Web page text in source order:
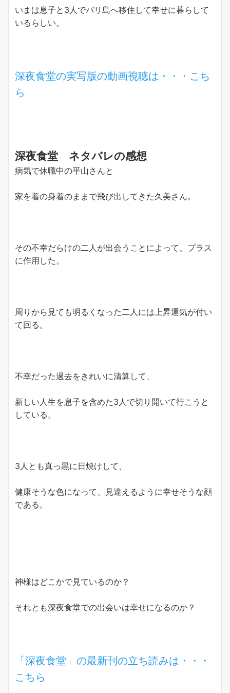
いまは息子と3人でバリ島へ移住して幸せに暮らして
いるらしい。
深夜食堂の実写版の動画視聴は・・・こち
ら
深夜食堂 ネタバレの感想
病気で休職中の平山さんと
家を着の身着のままで飛び出してきた久美さん。
その不幸だらけの二人が出会うことによって、プラス
に作用した。
周りから見ても明るくなった二人には上昇運気が付い
て回る。
不幸だった過去をきれいに清算して、
新しい人生を息子を含めた3人で切り開いて行こうと
している。
3人とも真っ黒に日焼けして、
健康そうな色になって、見違えるように幸せそうな顔
である。
神様はどこかで見ているのか？
それとも深夜食堂での出会いは幸せになるのか？
「深夜食堂」の最新刊の立ち読みは・・・
こちら